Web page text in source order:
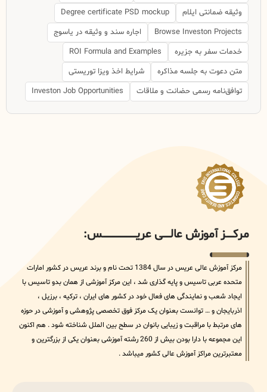
وثیقه ضمانتی ایلام
Degree certificate PSD mockup
Browse Investon Projects
اجاره سند و وثیقه در یاسوج
خدمات سفر به جزیره
ROI Formula and Examples
متن دعوت به جلسه مذاکره
شرایط اخذ ویزا توریستی
توافق‌نامه رسمی حضانت و ملاقات
Investon Job Opportunities
مرکــــــز آموزش عالــــــی عریــــــــــــــــــــــــــــس:
مرکز آموزش عالی عریس در سال 1384 تحت نام و برند عریس در کشور امارات
متحده عربی تاسیس و پایه گذاری شد ، این مرکز آموزشی از همان بدو تاسیس با
ایجاد شعب و نمایندگی های فعال خود در کشور های ایران ، ترکیه ، برزیل ،
اذربایجان و … توانست بعنوان یک مرکز فوق تخصصی پژوهشی و آموزشی در حوزه
های مرتبط با مراقبت و زیبایی بانوان در سطح بین الملل شناخته شود . هم اکنون
این مجموعه با دارا بودن بیش از 260 رشته آموزشی بعنوان یکی از بزرگترین و
معتبرترین مراکز آموزش عالی کشور میباشد .